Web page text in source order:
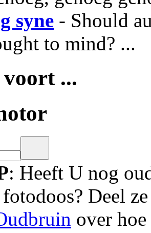
syne - Should
to mind? ...
voort ...
: Heeft U nog
Deel
over